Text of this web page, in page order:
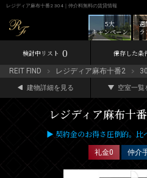
レジディア麻布十番2 304｜仲介料無料の賃貸情報
週
5大
キャンペーン
検討中リスト 0 保存した条
REIT FIND レジディア麻布十番2
建物詳細を見る 空室一覧
レジディア麻布十
▶ 契約金のお得さ圧倒的。
礼金0 仲介